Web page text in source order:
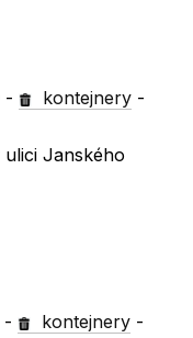
- kontejnery -
Janského
- kontejnery -